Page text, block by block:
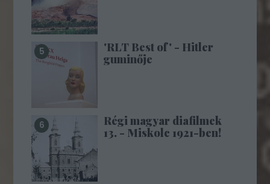
'RLT Best of' - Hitler
guminője
Régi magyar diafilmek
13. - Miskolc 1921-ben!